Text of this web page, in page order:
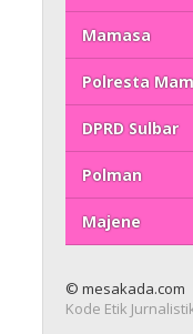
Mamasa
Polresta
DPRD Sulbar
Polman
Majene
© mesakada.com
Kode Etik